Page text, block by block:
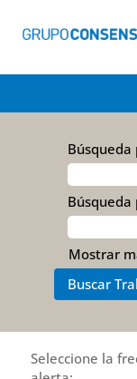
Búsqueda
Mostrar
Seleccione la